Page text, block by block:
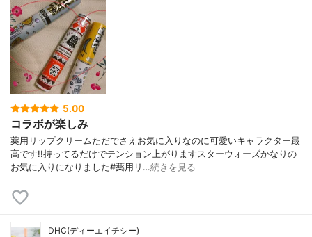
5.00
コラボが楽しみ
薬用リップクリームただでさえお気に入りなのに可愛いキャラクター最
高です!!持ってるだけでテンション上がりますスターウォーズかなりの
お気に入りになりました#薬用リ…続きを見る
DHC(ディーエイチシー)